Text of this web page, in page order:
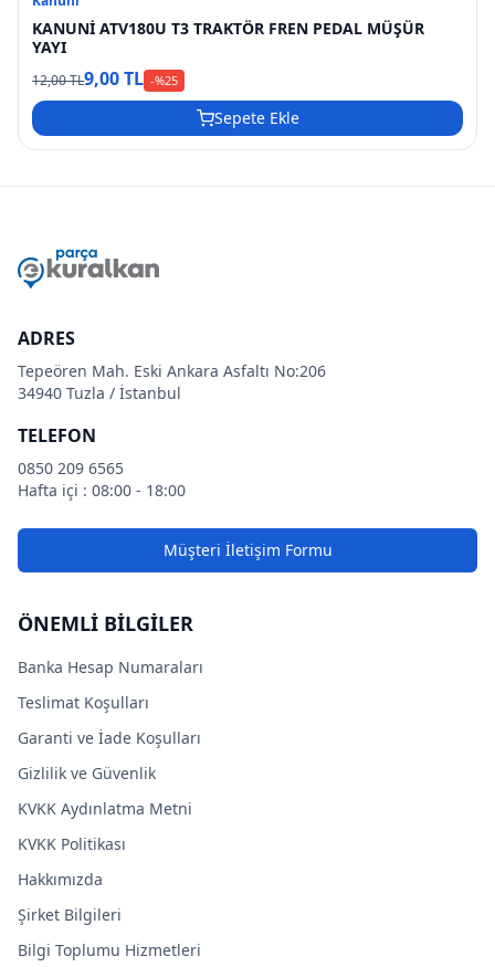
KANUNİ ATV180U T3 TRAKTÖR FREN PEDAL MÜŞÜR
YAYI
12,00 TL9,00 TL -%25
Sepete Ekle
ADRES
Tepeören Mah. Eski Ankara Asfaltı No:206
34940 Tuzla / İstanbul
TELEFON
0850 209 6565
Hafta içi : 08:00 - 18:00
Müşteri İletişim Formu
ÖNEMLİ BİLGİLER
Banka Hesap Numaraları
Teslimat Koşulları
Garanti ve İade Koşulları
Gizlilik ve Güvenlik
KVKK Aydınlatma Metni
KVKK Politikası
Hakkımızda
Şirket Bilgileri
Bilgi Toplumu Hizmetleri